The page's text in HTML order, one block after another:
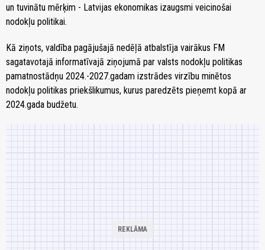
un tuvinātu mērķim - Latvijas ekonomikas izaugsmi veicinošai
nodokļu politikai.
Kā ziņots, valdība pagājušajā nedēļā atbalstīja vairākus FM
sagatavotajā informatīvajā ziņojumā par valsts nodokļu politikas
pamatnostādņu 2024.-2027.gadam izstrādes virzību minētos
nodokļu politikas priekšlikumus, kurus paredzēts pieņemt kopā ar
2024.gada budžetu.